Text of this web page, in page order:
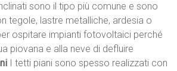
sono il tipo più comune e sono
tegole, lastre metalliche, ardesia o
ospitare impianti fotovoltaici perché
piovana e alla neve di defluire
I tetti piani sono spesso realizzati con